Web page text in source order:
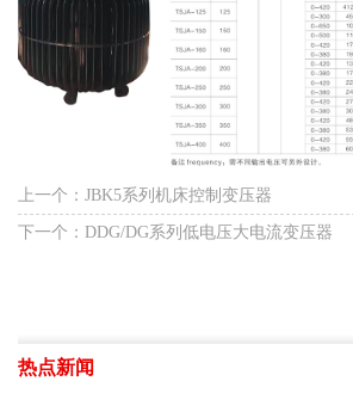
上一个：JBK5系列机床控制变压器
下一个：DDG/DG系列低电压大电流变压器
热点新闻